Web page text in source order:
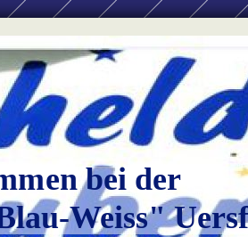
bei der
Weiss"